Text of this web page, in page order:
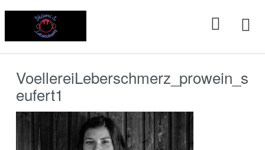
Skip
VoellereiLeberschmerz_prowein_s
eufert1